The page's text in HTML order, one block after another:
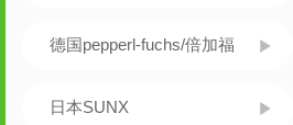
德国pepperl-fuchs/倍加福
日本SUNX